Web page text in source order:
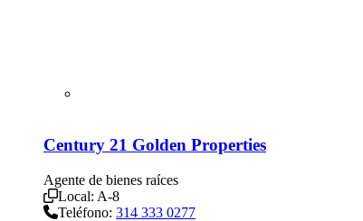
Century 21 Golden Properties
Agente de bienes raíces
Local: A-8
Teléfono: 314 333 0277